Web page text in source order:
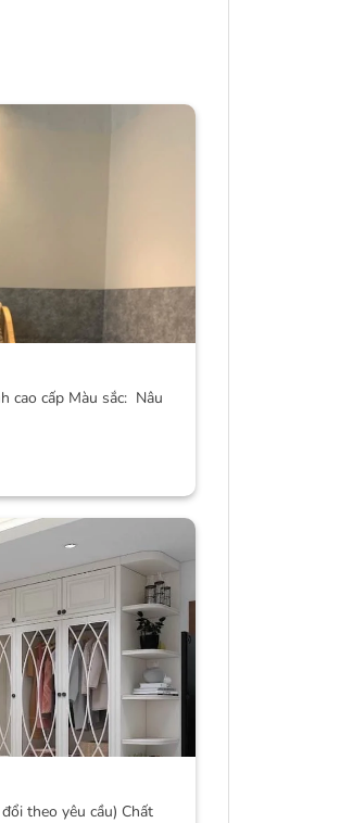
cao cấp Màu sắc: Nâu
theo yêu cầu) Chất